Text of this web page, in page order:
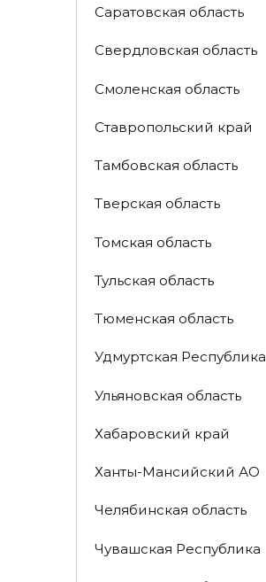
Саратовская область
Свердловская область
Смоленская область
Ставропольский край
Тамбовская область
Тверская область
Томская область
Тульская область
Тюменская область
Удмуртская Республика
Ульяновская область
Хабаровский край
Ханты-Мансийский АО
Челябинская область
Чувашская Республика